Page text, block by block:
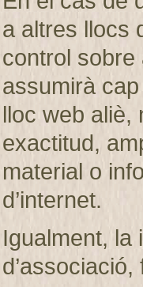
a altres llocs
control
assumirà
lloc web aliè,
exactitud,
material o
d’internet.
Igualment, la